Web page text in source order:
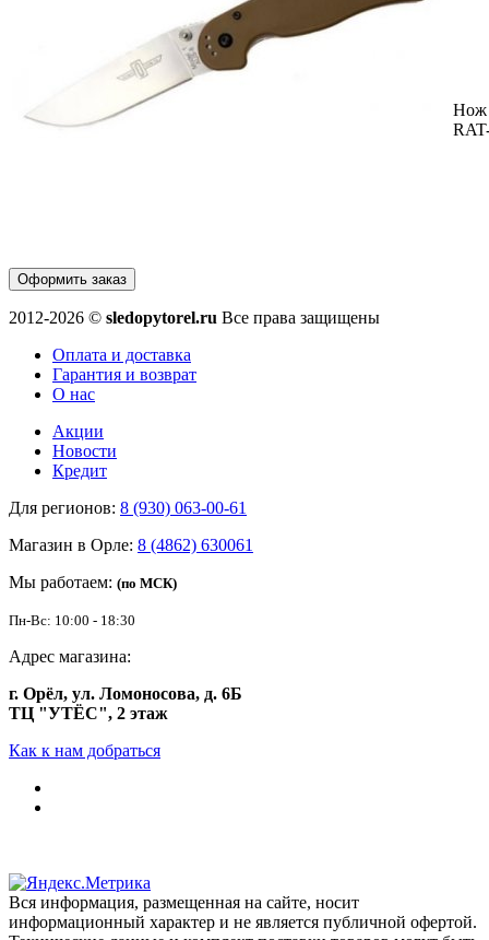
Нож
Оформить заказ
2012-2026 © sledopytorel.ru Все права защищены
Оплата и доставка
Гарантия и возврат
О нас
Акции
Новости
Кредит
Для регионов: 8 (930) 063-00-61
Магазин в Орле: 8 (4862) 630061
Мы работаем: (по МСК)
Пн-Вс: 10:00 - 18:30
Адрес магазина:
г. Орёл, ул. Ломоносова, д. 6Б
ТЦ "УТЁС", 2 этаж
Как к нам добраться
Вся информация, размещенная на сайте, носит
информационный характер и не является публичной офертой.